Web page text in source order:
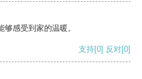
感受到家的温暖。
支持[0] 反对[0]